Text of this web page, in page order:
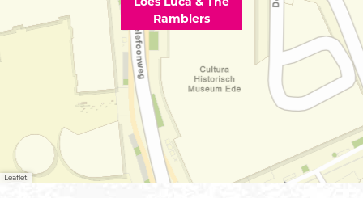
Ramblers
Leaflet